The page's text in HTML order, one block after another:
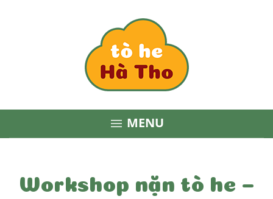
 MENU
Workshop nặn tò he –